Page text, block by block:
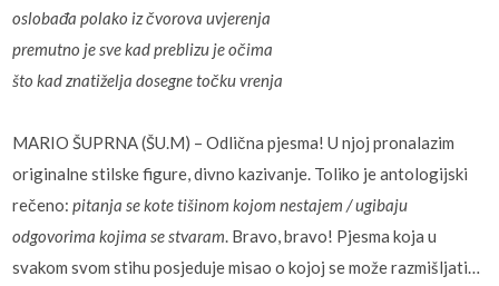
oslobađa polako iz čvorova uvjerenja
premutno je sve kad preblizu je očima
što kad znatiželja dosegne točku vrenja
MARIO ŠUPRNA (ŠU.M) – Odlična pjesma! U njoj pronalazim
originalne stilske figure, divno kazivanje. Toliko je antologijski
rečeno:pitanja se kote tišinom kojom nestajem / ugibaju
odgovorima kojima se stvaram. Bravo, bravo! Pjesma koja u
svakom svom stihu posjeduje misao o kojoj se može razmišljati…